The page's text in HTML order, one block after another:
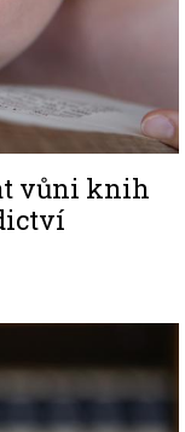
vůni knih